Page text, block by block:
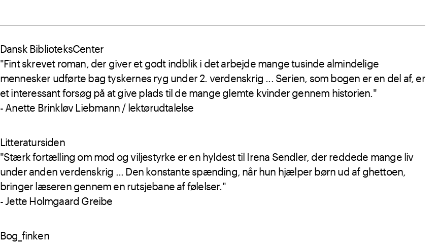
Dansk BiblioteksCenter
"Fint skrevet roman, der giver et godt indblik i det arbejde mange tusinde almindelige
mennesker udførte bag tyskernes ryg under 2. verdenskrig ... Serien, som bogen er en del af, er
et interessant forsøg på at give plads til de mange glemte kvinder gennem historien."
- Anette Brinkløv Liebmann / lektørudtalelse
Litteratursiden
"Stærk fortælling om mod og viljestyrke er en hyldest til Irena Sendler, der reddede mange liv
under anden verdenskrig ... Den konstante spænding, når hun hjælper børn ud af ghettoen,
bringer læseren gennem en rutsjebane af følelser."
- Jette Holmgaard Greibe
Bog_finken